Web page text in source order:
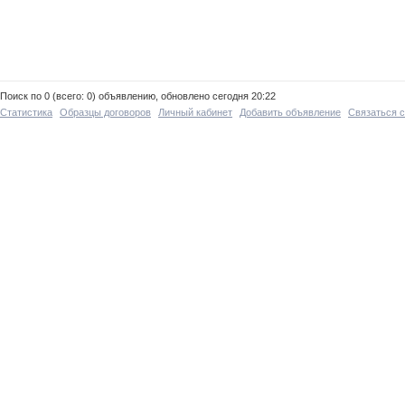
Поиск по 0 (всего: 0) объявлению, обновлено сегодня 20:22
Статистика
Образцы договоров Личный кабинет Добавить объявление Связаться